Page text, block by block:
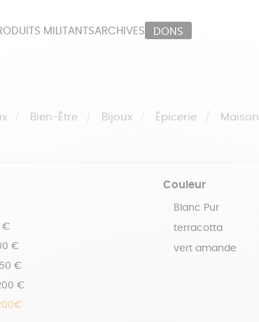
MILITANTSARCHIVES DONS
Bien-Être Bijoux Épicerie Maison
€
€
€
€
Couleur
Blanc Pur
terracotta
vert amande